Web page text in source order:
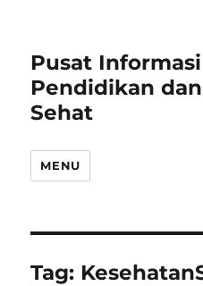
Pusat
Pendidikan
Sehat
MENU
Tag: